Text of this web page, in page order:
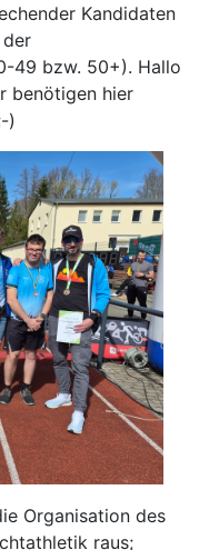
Kandidaten
49 bzw. 50+). Hallo
benötigen hier
)
Organisation des
raus;